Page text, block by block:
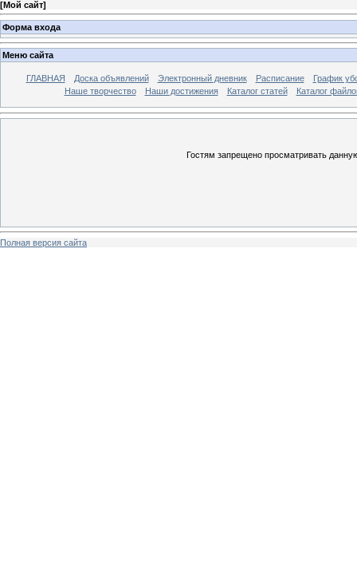
[Мой сайт]
Форма входа
Меню сайта
ГЛАВНАЯ Доска объявлений Электронный дневник Расписание
График
Наше творчество
Наши достижения Каталог статей Каталог
Гостям запрещено просматривать
Полная версия сайта